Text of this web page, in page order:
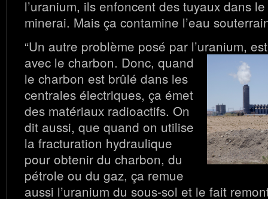
l’uranium, ils enfoncent des tuyaux dans
minerai. Mais ça contamine l’eau
“Un autre problème posé par l’uranium,
avec le charbon. Donc, quand
le charbon est brûlé dans les
centrales électriques, ça émet
des matériaux radioactifs. On
dit aussi, que quand on utilise
la fracturation hydraulique
pour obtenir du charbon, du
pétrole ou du gaz, ça remue
aussi l’uranium du sous-sol et le fait